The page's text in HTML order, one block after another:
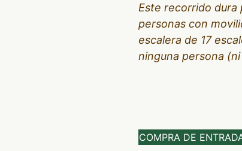
Este recorrido dura
personas con
escalera de 17
ninguna persona
COMPRA DE